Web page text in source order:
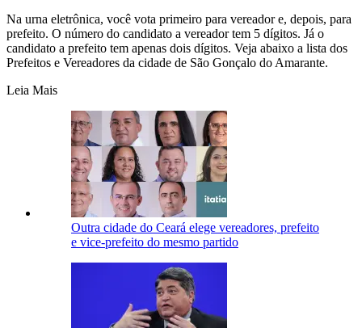
Na urna eletrônica, você vota primeiro para vereador e, depois, para
prefeito. O número do candidato a vereador tem 5 dígitos. Já o
candidato a prefeito tem apenas dois dígitos. Veja abaixo a lista dos
Prefeitos e Vereadores da cidade de São Gonçalo do Amarante.
Leia Mais
Outra cidade do Ceará elege vereadores, prefeito
e vice-prefeito do mesmo partido